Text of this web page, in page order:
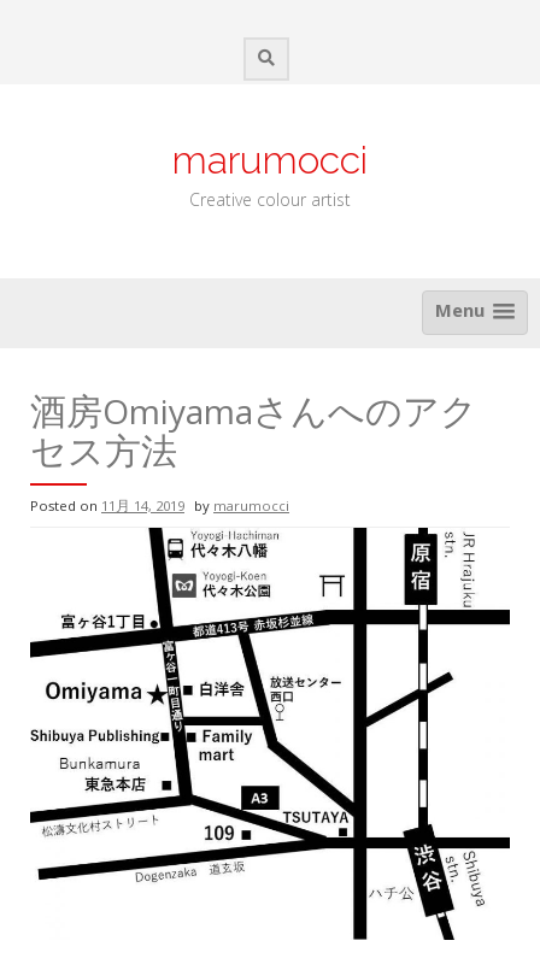
marumocci
Creative colour artist
Menu
酒房Omiyamaさんへのアク
セス方法
Posted on 11月 14, 2019 bymarumocci